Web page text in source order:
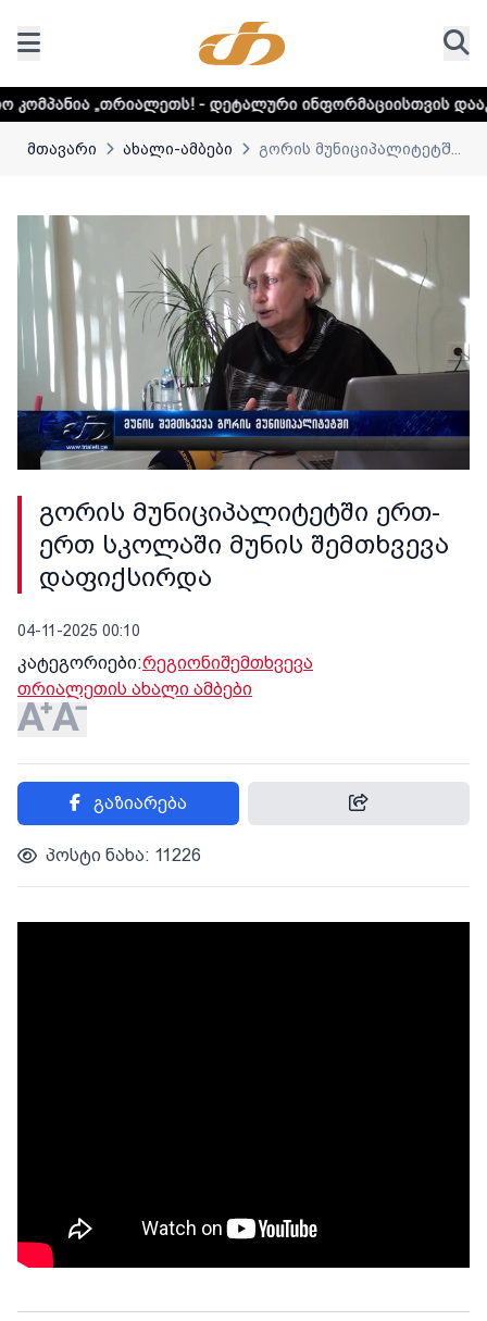
- დეტალური ინფორმაციისთვის დააკლიკეთ
მთავარი ახალი-ამბები გორის მუნიციპალიტეტშ...
გორის მუნიციპალიტეტში ერთ-
ერთ სკოლაში მუნის შემთხვევა
დაფიქსირდა
04-11-2025 00:10
კატეგორიები:რეგიონიშემთხვევა
თრიალეთის ახალი ამბები
გაზიარება
პოსტი ნახა: 11226